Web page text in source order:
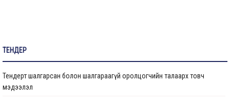
Бараа ажил үйлчилгээ
Газрын даргын тушаал
ТЕНДЕР
Тендерт шалгарсан болон шалгараагүй оролцогчийн талаарх товч
мэдээлэл